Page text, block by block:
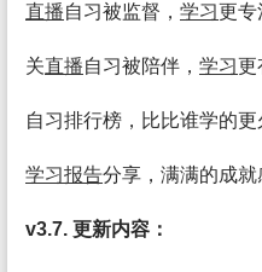
直播自习被监督， 学习更专
关直播自习被陪伴， 学习更
自习排行榜，比比谁学的更
学习报告分享，满满的成就
v3.7. 更新内容：